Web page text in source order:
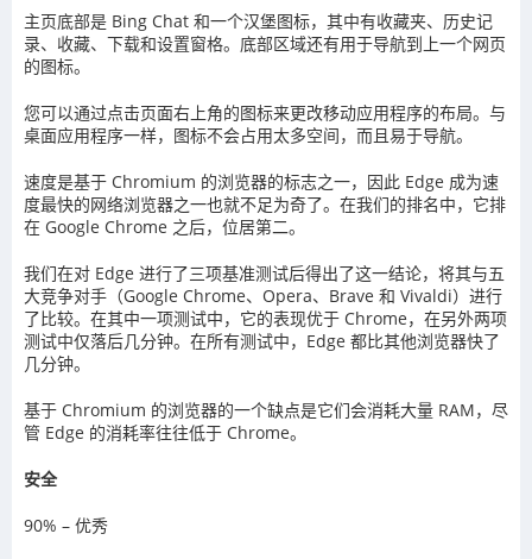
主页底部是 Bing Chat 和一个汉堡图标，其中有收藏夹、历史记
录、收藏、下载和设置窗格。底部区域还有用于导航到上一个网页
的图标。
您可以通过点击页面右上角的图标来更改移动应用程序的布局。与
桌面应用程序一样，图标不会占用太多空间，而且易于导航。
速度是基于 Chromium 的浏览器的标志之一，因此 Edge 成为速
度最快的网络浏览器之一也就不足为奇了。在我们的排名中，它排
在 Google Chrome 之后，位居第二。
我们在对 Edge 进行了三项基准测试后得出了这一结论，将其与五
大竞争对手（Google Chrome、Opera、Brave 和 Vivaldi）进行
了比较。在其中一项测试中，它的表现优于 Chrome，在另外两项
测试中仅落后几分钟。在所有测试中，Edge 都比其他浏览器快了
几分钟。
基于 Chromium 的浏览器的一个缺点是它们会消耗大量 RAM，尽
管 Edge 的消耗率往往低于 Chrome。
安全
90% – 优秀